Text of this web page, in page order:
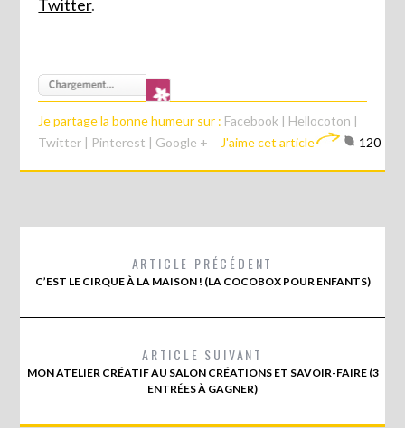
Twitter.
Je partage la bonne humeur sur : Facebook | Hellocoton |
Twitter | Pinterest | Google + J'aime cet article 120
ARTICLE PRÉCÉDENT
C’EST LE CIRQUE À LA MAISON ! (LA COCOBOX POUR ENFANTS)
ARTICLE SUIVANT
MON ATELIER CRÉATIF AU SALON CRÉATIONS ET SAVOIR-FAIRE (3
ENTRÉES À GAGNER)